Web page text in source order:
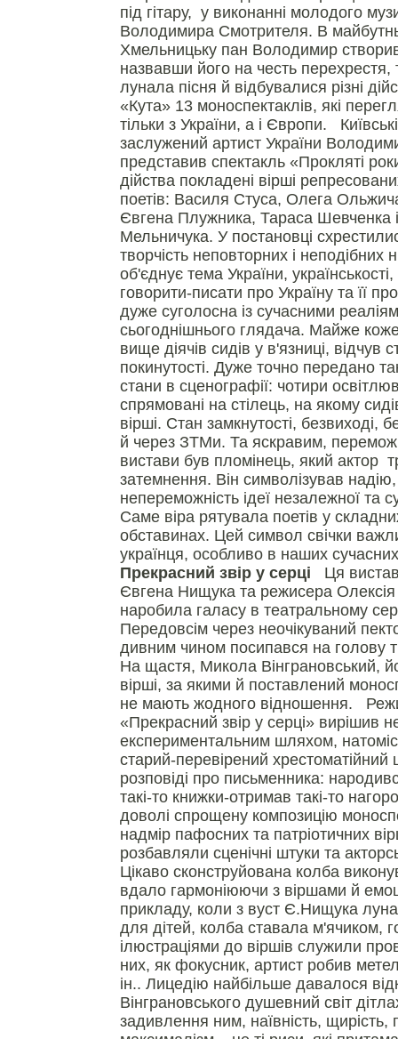
під гітару, у виконанні молодого
Володимира Смотрителя. В
Хмельницьку пан Володимир
назвавши його на честь перехрестя,
лунала пісня й відбувалися різні
«Кута» 13 моноспектаклів, які
тільки з України, а і Європи.
заслужений артист України
представив спектакль «Прокляті
дійства покладені вірші
поетів: Василя Стуса, Олега
Євгена Плужника, Тараса Шевченка
Мельничука. У постановці
творчість неповторних і неподібних
об'єднує тема України,
говорити-писати про Україну та її
дуже суголосна із сучасними
сьогоднішнього глядача. Майже
вище діячів сидів у в'язниці, відчув
покинутості. Дуже точно передано
стани в сценографії: чотири
спрямовані на стілець, на якому
вірші. Стан замкнутості, безвиході,
й через ЗТМи. Та яскравим,
вистави був пломінець, який актор
затемнення. Він символізував надію,
непереможність ідеї незалежної та
Саме віра рятувала поетів у
обставинах. Цей символ свічки
українця, особливо в наших
Прекрасний звір у серці Ця
Євгена Нищука та режисера
наробила галасу в театральному
Передовсім через неочікуваний
дивним чином посипався на голову
На щастя, Микола Вінграновський,
вірші, за якими й поставлений
не мають жодного відношення.
«Прекрасний звір у серці» вирішив
експериментальним шляхом,
старий-перевірений хрестоматійний
розповіді про письменника:
такі-то книжки-отримав такі-то
доволі спрощену композицію
надмір пафосних та патріотичних
розбавляли сценічні штуки та
Цікаво сконструйована колба
вдало гармоніюючи з віршами й
прикладу, коли з вуст Є.Нищука
для дітей, колба ставала м'ячиком,
ілюстраціями до віршів служили
них, як фокусник, артист робив
ін.. Лицедію найбільше давалося
Вінграновського душевний світ
задивлення ним, наївність, щирість,